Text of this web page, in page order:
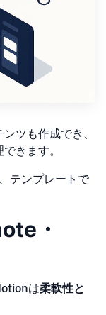
ツも作成でき、
きます。
テンプレートで
・
は柔軟性と